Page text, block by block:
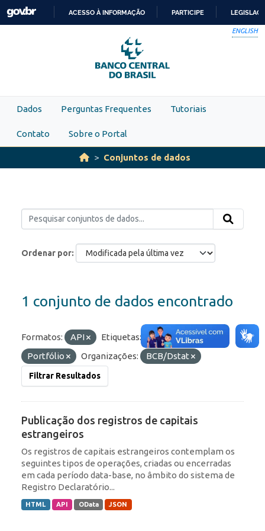
Skip to main content
PARA
O
CONTEÚDO
ACESSO À INFORMAÇÃO PARTICIPE
ENGLISH
Dados Perguntas Frequentes Tutoriais
Contato Sobre o Portal
Conjuntos de dados
Ordenar por
1 conjunto de dados encontrado
Formatos: API Etiquetas: IED
RDE
Portfólio
Organizações: BCB/Dstat
Filtrar Resultados
Publicação dos registros de capitais
estrangeiros
Os registros de capitais estrangeiros contemplam os
seguintes tipos de operações, criadas ou encerradas
em cada período data-base, no âmbito do sistema de
Registro Declaratório...
HTML API OData JSON